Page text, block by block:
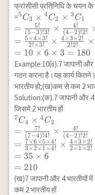
फ्रांसीसी प्रतिनिधि के चयन
={}^5 C_3
\times
{}^4 C_2
\times
{}^3 C_1
\\
=\frac{5!}
{(5-3)!3!}
\times
\frac{4!}
{(4-2)!2!}
\times
\frac{3!}
{(3-1)!1!}
\\
=\frac{5
\times 4
5 C3 × 4 C2 × 3 C1
= (5−3)!3!
5! × (4−2)!2!
4!
= 2! ×3!
5 ×4 ×3! × 2!2!
4 ×3 ×2! ×
= 10 × 6 × 3 = 180
Example:10(ii).7 जापानी
गठन करना है।यह कार्य कितने
भारतीय हो;(ख)कम से कम 2
Solution:(क).7 जापानी और
जिसमें 2 भारतीय हों
{}^7 C_4
\times
{}^4 C_2
=\frac{7!}
{(7-4)!4!}
\times
7 C4 × 4 C2
= (7−4)!4!
7! × (4−2)!2!
4!
= 3 ×2 × 1 ×4!
7 ×6 ×5 ×4! × 2 × 1 ×2!
4 ×3 ×2!
= 35 × 6
= 210
(ख)7 जापानी और 4
कम 2 भारतीय हों